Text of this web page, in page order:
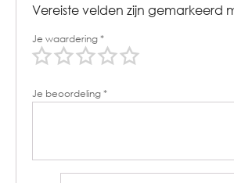
Vereiste velden zijn gemarkeerd
Je waardering*
Je beoordeling*